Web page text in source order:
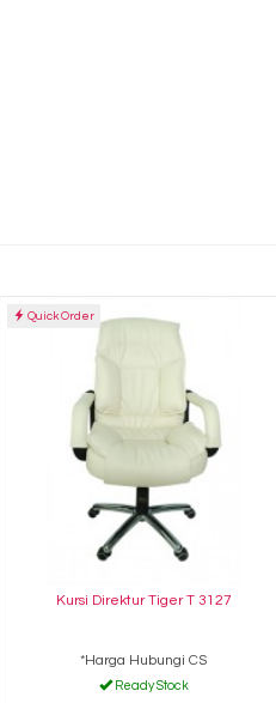
Quick Order
Kursi Direktur Tiger T 3127
*Harga Hubungi CS
Ready Stock